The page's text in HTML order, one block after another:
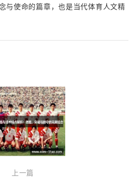
与使命的篇章，也是当代体育人文精
上一篇